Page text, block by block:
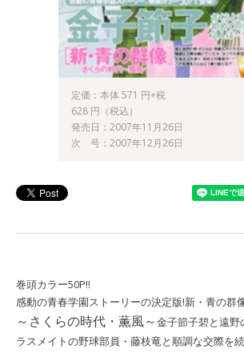
定価：本体 571 円+税
628 円（税込）
発売日：2007年11月26日
次 号：2007年12月26日
巻頭カラー50P!!
感動の青春学園ストーリーの決定版!新・青の群
～さくらの時代・薫風～金子節子碧と遠野
ラスメイトの野球部員・藤枝竜と順調な交際を